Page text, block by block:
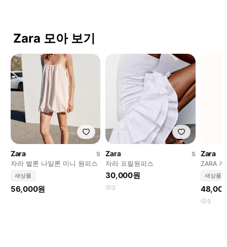
Zara 모아 보기
Zara
S
자라 벌룬 나일론 미니 원피스
새상품
56,000원
Zara
S
자라 프릴원피스
30,000원
2
Zara
ZARA
릴 캉캉
새상품
3